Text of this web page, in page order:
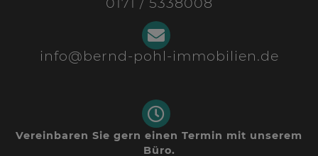
info@bernd-pohl-immobilien.de
Vereinbaren Sie gern einen Termin mit unserem
Büro.